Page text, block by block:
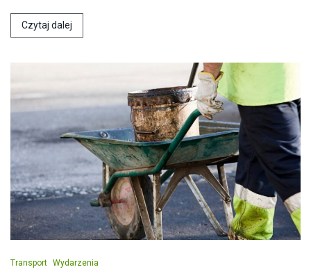
Czytaj dalej
Transport Wydarzenia